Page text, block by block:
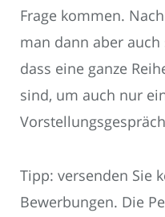
Frage kommen.
man dann aber
dass eine ganze
sind, um auch nur
Tipp: versenden Sie
Bewerbungen. Die